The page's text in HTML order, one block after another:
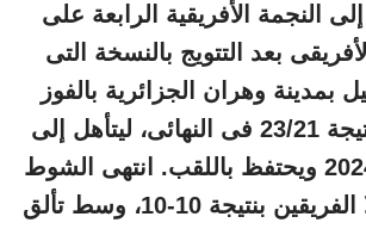
النجمة الأفريقية الرابعة على
بعد التتويج بالنسخة التى
بمدينة وهران الجزائرية بالفوز
على الزمالك بنتيجة 23/21 فى النهائى، ليتأهل إلى
السوبر جلوب 2024 ويحتفظ باللقب. انتهى الشوط
الأول بتعادل كلا الفريقين بنتيجة 10-10، وسط تألق